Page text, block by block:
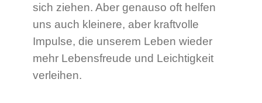
sich ziehen. Aber genauso oft helfen
uns auch kleinere, aber kraftvolle
Impulse, die unserem Leben wieder
mehr Lebensfreude und Leichtigkeit
verleihen.